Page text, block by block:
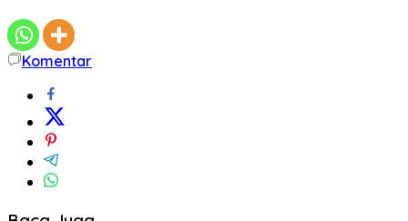
Komentar